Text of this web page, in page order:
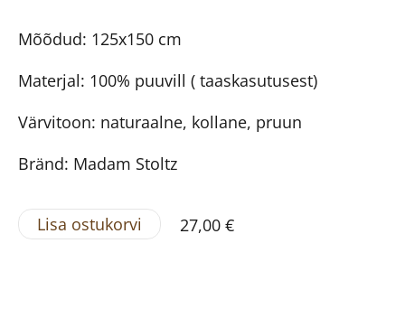
Mõõdud: 125x150 cm
Materjal: 100% puuvill ( taaskasutusest)
Värvitoon: naturaalne, kollane, pruun
Bränd: Madam Stoltz
Lisa ostukorvi 27,00 €